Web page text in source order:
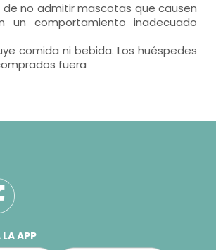
de no admitir mascotas que causen
comportamiento inadecuado
comida ni bebida. Los huéspedes
fuera
APP